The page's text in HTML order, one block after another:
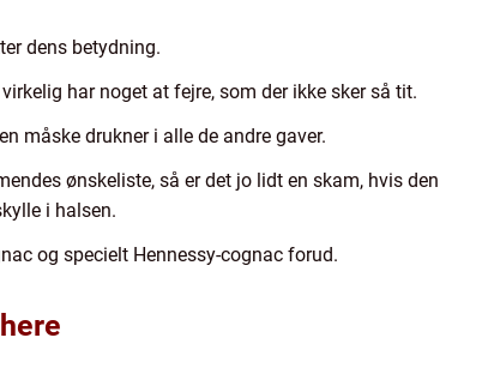
dens betydning.
har noget at fejre, som der ikke sker så tit.
måske drukner i alle de andre gaver.
ønskeliste, så er det jo lidt en skam, hvis den
i halsen.
og specielt Hennessy-cognac forud.